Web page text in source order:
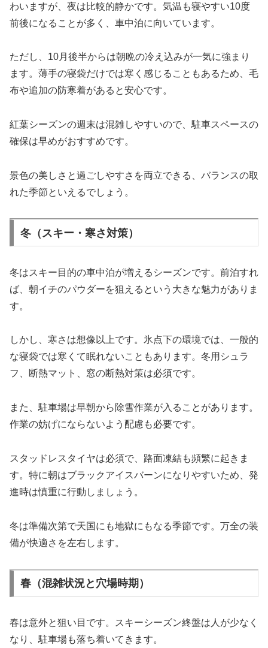
わいますが、夜は比較的静かです。気温も寝やすい10度
前後になることが多く、車中泊に向いています。
ただし、10月後半からは朝晩の冷え込みが一気に強まり
ます。薄手の寝袋だけでは寒く感じることもあるため、毛
布や追加の防寒着があると安心です。
紅葉シーズンの週末は混雑しやすいので、駐車スペースの
確保は早めがおすすめです。
景色の美しさと過ごしやすさを両立できる、バランスの取
れた季節といえるでしょう。
冬（スキー・寒さ対策）
冬はスキー目的の車中泊が増えるシーズンです。前泊すれ
ば、朝イチのパウダーを狙えるという大きな魅力がありま
す。
しかし、寒さは想像以上です。氷点下の環境では、一般的
な寝袋では寒くて眠れないこともあります。冬用シュラ
フ、断熱マット、窓の断熱対策は必須です。
また、駐車場は早朝から除雪作業が入ることがあります。
作業の妨げにならないよう配慮も必要です。
スタッドレスタイヤは必須で、路面凍結も頻繁に起きま
す。特に朝はブラックアイスバーンになりやすいため、発
進時は慎重に行動しましょう。
冬は準備次第で天国にも地獄にもなる季節です。万全の装
備が快適さを左右します。
春（混雑状況と穴場時期）
春は意外と狙い目です。スキーシーズン終盤は人が少なく
なり、駐車場も落ち着いてきます。